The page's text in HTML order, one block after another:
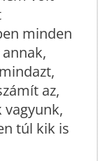
minden
az,
túl kik is